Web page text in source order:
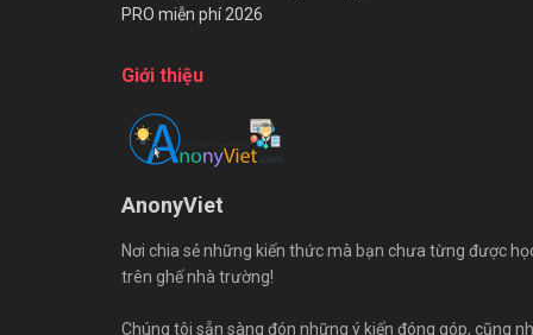
PRO miễn phí 2026
Giới thiệu
AnonyViet
Nơi chia sẻ những kiến thức mà bạn chưa từng được
trên ghế nhà trường!
Chúng tôi sẵn sàng đón những ý kiến đóng góp, cũng